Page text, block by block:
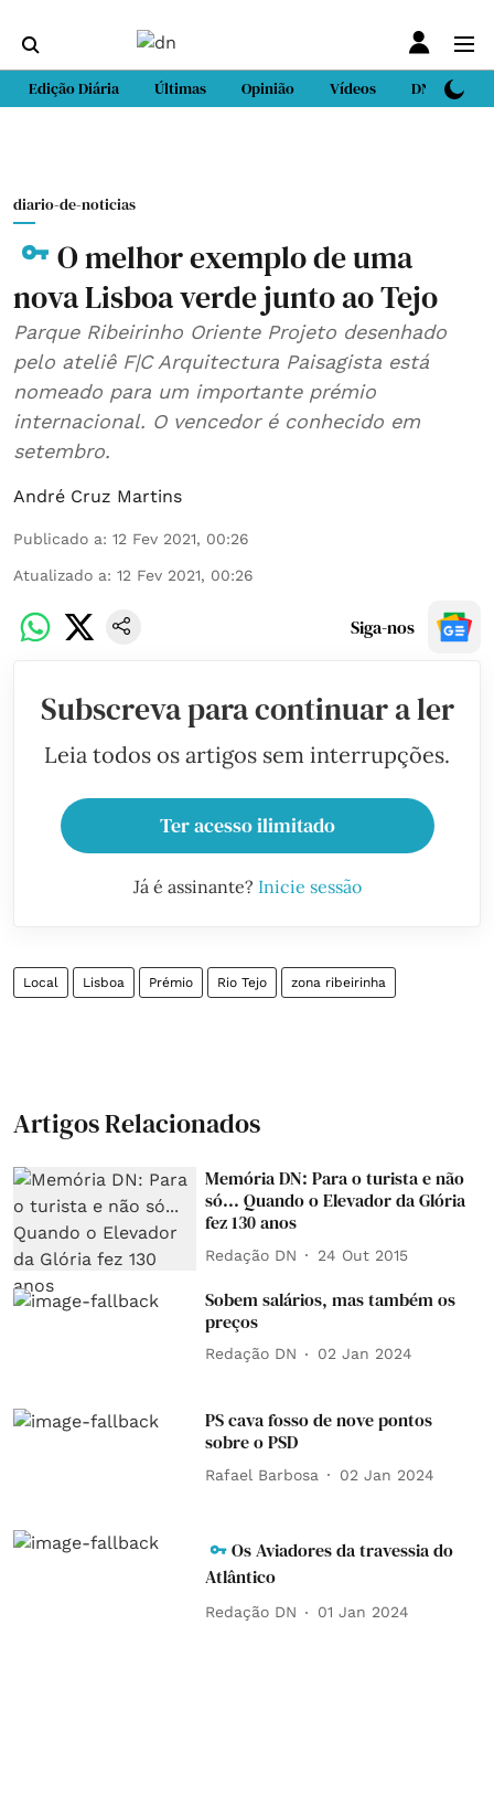
Edição Diária Últimas Opinião Vídeos DN Sport
diario-de-noticias
O melhor exemplo de uma
nova Lisboa verde junto ao Tejo
Parque Ribeirinho Oriente Projeto desenhado
pelo ateliê F|C Arquitectura Paisagista está
nomeado para um importante prémio
internacional. O vencedor é conhecido em
setembro.
André Cruz Martins
Publicado a: 12 Fev 2021, 00:26
Atualizado a: 12 Fev 2021, 00:26
Siga-nos
Subscreva para continuar a ler
Leia todos os artigos sem interrupções.
Ter acesso ilimitado
Já é assinante? Inicie sessão
Local Lisboa Prémio Rio Tejo zona ribeirinha
Artigos Relacionados
Memória DN: Para o turista e não
só... Quando o Elevador da Glória
fez 130 anos
Redação DN 24 Out 2015
Sobem salários, mas também os
preços
Redação DN 02 Jan 2024
PS cava fosso de nove pontos
sobre o PSD
Rafael Barbosa 02 Jan 2024
Os Aviadores da travessia do
Atlântico
Redação DN 01 Jan 2024